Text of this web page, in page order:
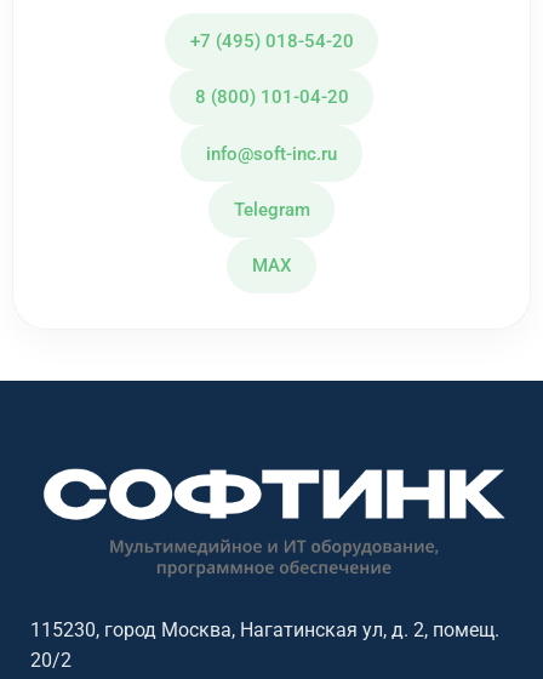
+7 (495) 018-54-20
8 (800) 101-04-20
info@soft-inc.ru
Telegram
MAX
115230, город Москва, Нагатинская ул, д. 2, помещ.
20/2